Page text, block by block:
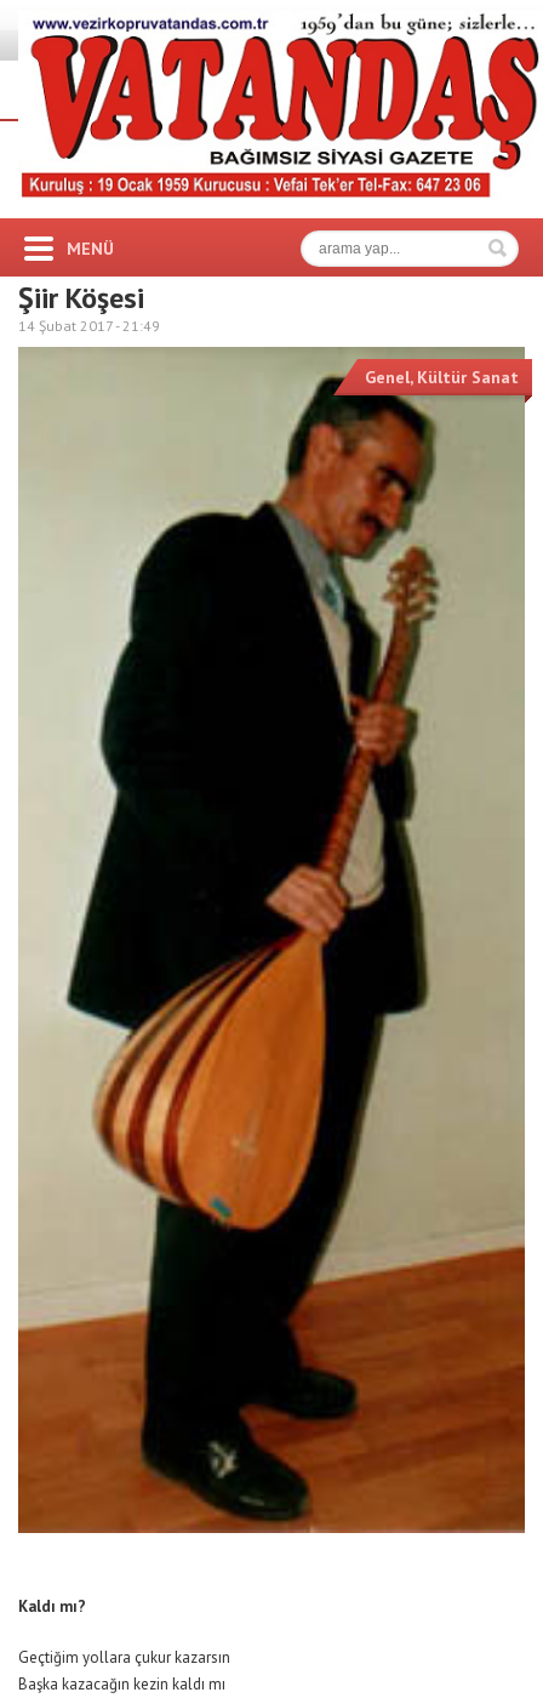
MENÜ
Şiir Köşesi
14 Şubat 2017 -21:49
Genel, Kültür Sanat
Kaldı mı?
Geçtiğim yollara çukur kazarsın
Başka kazacağın kezin kaldı mı